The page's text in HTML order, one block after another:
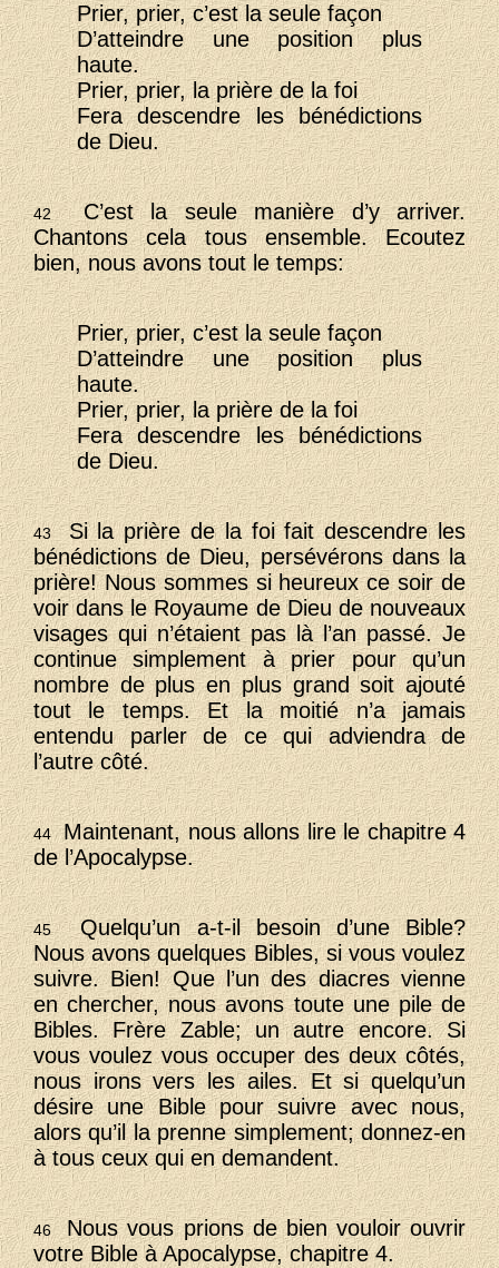
Prier, prier, c’est la seule façon
D’atteindre une position plus
haute.
Prier, prier, la prière de la foi
Fera descendre les bénédictions
de Dieu.
42C’est la seule manière d’y arriver.
Chantons cela tous ensemble. Ecoutez
bien, nous avons tout le temps:
Prier, prier, c’est la seule façon
D’atteindre une position plus
haute.
Prier, prier, la prière de la foi
Fera descendre les bénédictions
de Dieu.
43Si la prière de la foi fait descendre les
bénédictions de Dieu, persévérons dans la
prière! Nous sommes si heureux ce soir de
voir dans le Royaume de Dieu de nouveaux
visages qui n’étaient pas là l’an passé. Je
continue simplement à prier pour qu’un
nombre de plus en plus grand soit ajouté
tout le temps. Et la moitié n’a jamais
entendu parler de ce qui adviendra de
l’autre côté.
44Maintenant, nous allons lire le chapitre 4
de l’Apocalypse.
45Quelqu’un a-t-il besoin d’une Bible?
Nous avons quelques Bibles, si vous voulez
suivre. Bien! Que l’un des diacres vienne
en chercher, nous avons toute une pile de
Bibles. Frère Zable; un autre encore. Si
vous voulez vous occuper des deux côtés,
nous irons vers les ailes. Et si quelqu’un
désire une Bible pour suivre avec nous,
alors qu’il la prenne simplement; donnez-en
à tous ceux qui en demandent.
46Nous vous prions de bien vouloir ouvrir
votre Bible à Apocalypse, chapitre 4.